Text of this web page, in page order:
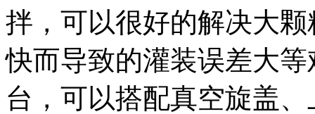
拌，可以很好的解决大
快而导致的灌装误差大
台，可以搭配真空旋盖